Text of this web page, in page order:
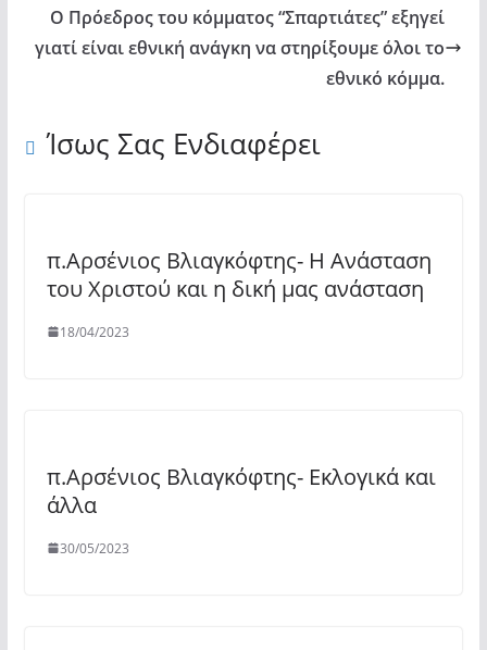
O Πρόεδρος του κόμματος “Σπαρτιάτες” εξηγεί
γιατί είναι εθνική ανάγκη να στηρίξουμε όλοι το
εθνικό κόμμα.
Ίσως Σας Ενδιαφέρει
π.Αρσένιος Βλιαγκόφτης- Η Ανάσταση
του Χριστού και η δική μας ανάσταση
18/04/2023
π.Αρσένιος Βλιαγκόφτης- Εκλογικά και
άλλα
30/05/2023